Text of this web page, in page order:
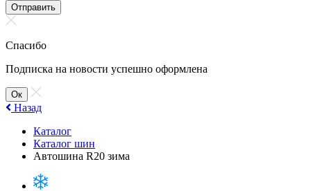
Отправить
Спасибо
Подписка на новости успешно оформлена
Ок
Назад
Каталог
Каталог шин
Автошина R20 зима